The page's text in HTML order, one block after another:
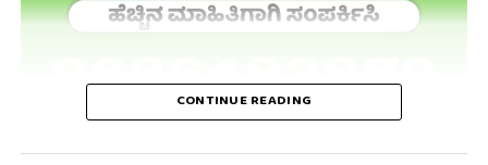
CONTINUE READING